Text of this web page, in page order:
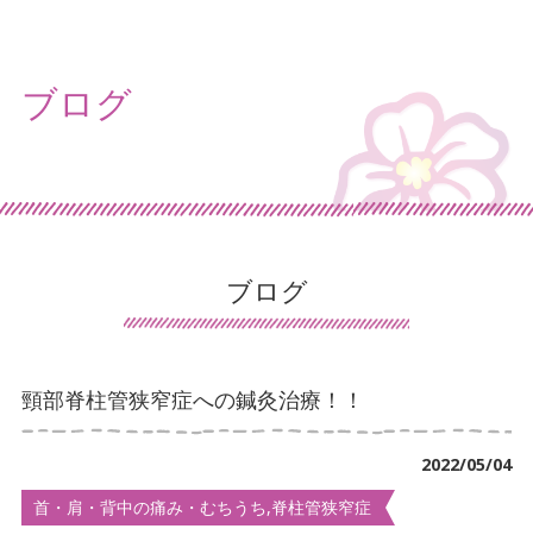
求人について
ブログ
マッサージ・リハビリについて
ブログ
ブログ
頸部脊柱管狭窄症への鍼灸治療！！
2022/05/04
首・肩・背中の痛み・むちうち,脊柱管狭窄症